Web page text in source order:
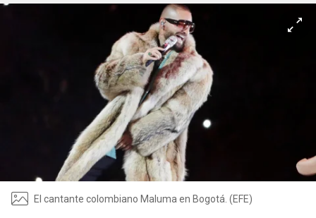
El cantante colombiano Maluma en Bogotá. (EFE)